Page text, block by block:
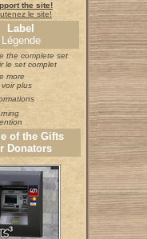
the site!
le site!
Label
Légende
the complete set
le set complet
more
plus
of the Gifts
Donators